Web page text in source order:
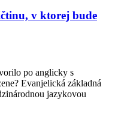
v ktorej bude
po anglicky s
Evanjelická základná
jazykovou